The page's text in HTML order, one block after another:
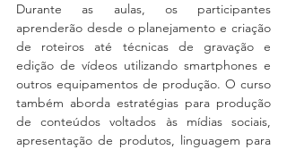
Durante as aulas, os participantes
aprenderão desde o planejamento e criação
de roteiros até técnicas de gravação e
edição de vídeos utilizando smartphones e
outros equipamentos de produção. O curso
também aborda estratégias para produção
de conteúdos voltados às mídias sociais,
apresentação de produtos, linguagem para